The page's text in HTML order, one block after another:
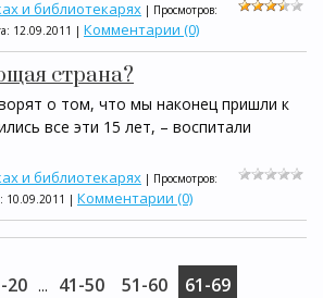
и библиотекарях | Просмотров:
12.09.2011 | Комментарии (0)
страна?
о том, что мы наконец пришли к
все эти 15 лет, – воспитали
и библиотекарях | Просмотров:
10.09.2011 | Комментарии (0)
20 ... 41-50 51-60 61-69